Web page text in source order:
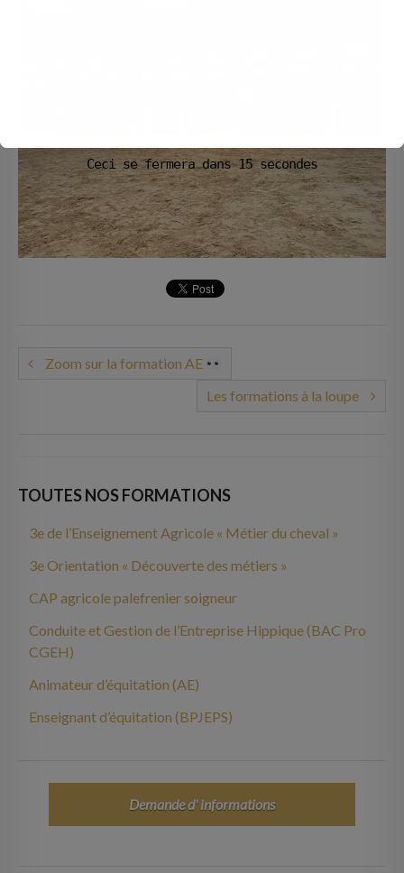
Zoom sur la formation AE
Les formations à la loupe
TOUTES NOS FORMATIONS
3e de l’Enseignement Agricole « Métier du cheval »
3e Orientation « Découverte des métiers »
CAP agricole palefrenier soigneur
Conduite et Gestion de l’Entreprise Hippique (BAC Pro
CGEH)
Animateur d’équitation (AE)
Enseignant d’équitation (BPJEPS)
Demande d' informations
Ceci se fermera dans14secondes